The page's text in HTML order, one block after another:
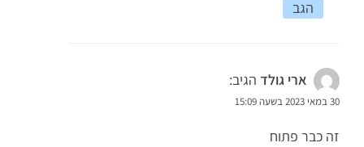
הגב
ארי גולד הגיב:
30 במאי 2023 בשעה 15:09
זה כבר פתוח